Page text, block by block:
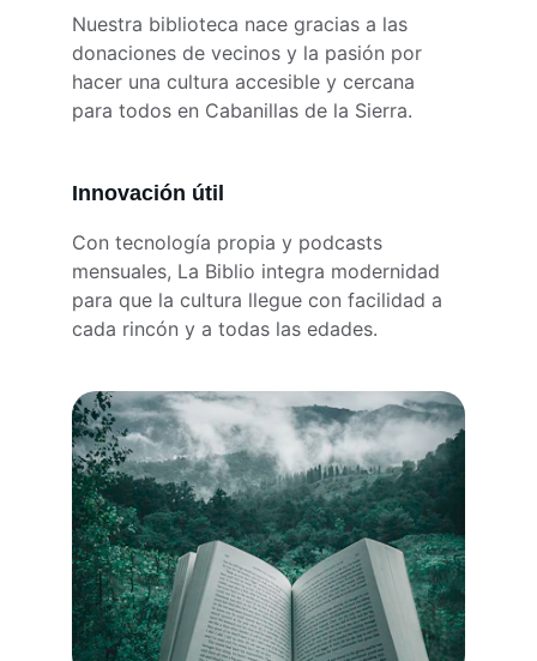
Nuestra biblioteca nace gracias a las
donaciones de vecinos y la pasión por
hacer una cultura accesible y cercana
para todos en Cabanillas de la Sierra.
Innovación útil
Con tecnología propia y podcasts
mensuales, La Biblio integra modernidad
para que la cultura llegue con facilidad a
cada rincón y a todas las edades.